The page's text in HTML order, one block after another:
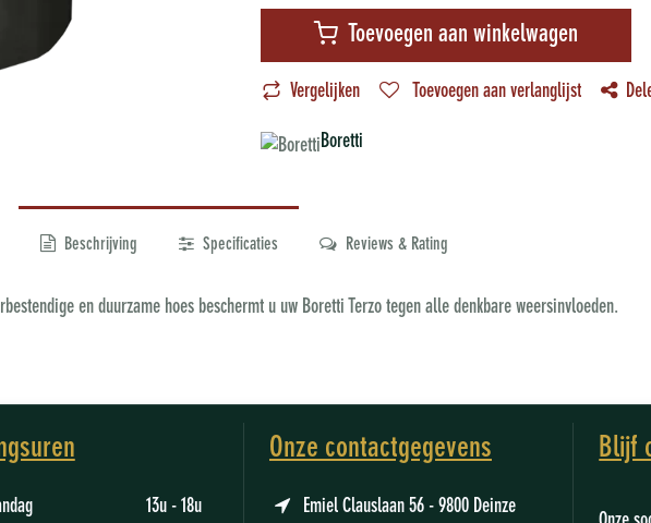
Toevoegen aan winkelwagen
Vergelijken Toevoegen aan verlanglijst
Boretti
Beschrijving Specificaties Reviews & Rating
en duurzame hoes beschermt u uw Boretti Terzo tegen alle denkbare weersinvloeden.
13u - 18u
Onze contactgegevens
Emiel Clauslaan 56 - 9800 Deinze
Blijf